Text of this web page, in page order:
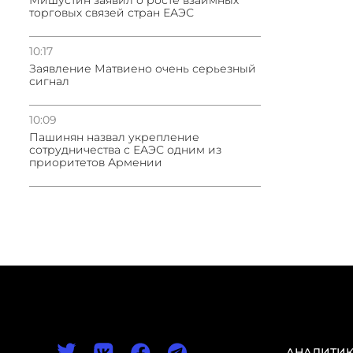
торговых связей стран ЕАЭС
10:17
Заявление Матвиено очень серьезный
сигнал
10:09
Пашинян назвал укрепление
сотрудничества с ЕАЭС одним из
приоритетов Армении